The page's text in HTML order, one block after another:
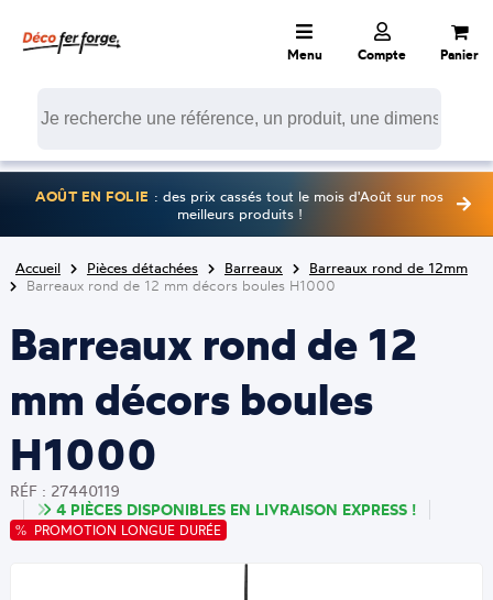
Menu Compte Panier
AOÛT EN FOLIE : des prix cassés tout le mois d'Août sur nos
meilleurs produits !
Accueil Pièces détachées Barreaux
Barreaux rond de 12mm
Barreaux rond de 12 mm décors boules H1000
Barreaux rond de 12
mm décors boules
H1000
RÉF : 27440119
4 PIÈCES DISPONIBLES EN LIVRAISON EXPRESS !
PROMOTION LONGUE DURÉE